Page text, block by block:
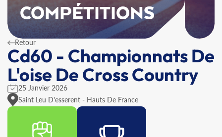
COMPÉTITIONS
Retour
Cd60 - Championnats De
L'oise De Cross Country
25 Janvier 2026
Saint Leu D'esserent - Hauts De France